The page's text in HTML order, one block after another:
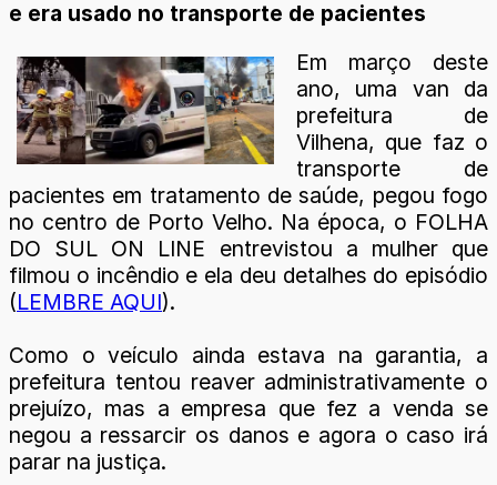
e era usado no transporte de pacientes
Em março deste
ano, uma van da
prefeitura de
Vilhena, que faz o
transporte de
pacientes em tratamento de saúde, pegou fogo
no centro de Porto Velho. Na época, o FOLHA
DO SUL ON LINE entrevistou a mulher que
filmou o incêndio e ela deu detalhes do episódio
(LEMBRE AQUI).
Como o veículo ainda estava na garantia, a
prefeitura tentou reaver administrativamente o
prejuízo, mas a empresa que fez a venda se
negou a ressarcir os danos e agora o caso irá
parar na justiça.